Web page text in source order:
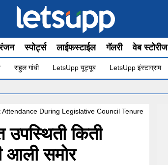
स्पोर्ट्स लाईफस्टाईल गॅलरी वेब स्टोरीज
राहुल गांधी LetsUpp यूट्यूब LetsUpp इंस्टाग्राम
During Legislative Council Tenure
उपस्थिती किती
आली समोर